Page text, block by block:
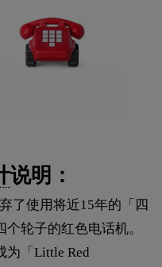
说明：
了使用将近15年的「四
轮子的红色电话机。
为「Little Red